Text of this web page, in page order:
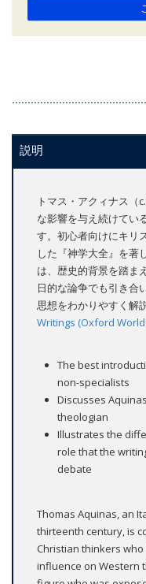
説明
トマス・アクィナス（
な影響を与え続けてい
す。初心者向けにキリ
した『神学大全』を著
は、歴史的背景を踏ま
日的な論争でも引き合
思想をわかりやすく解
Writings (Oxford
The best
non-specialists
Discusses
theologian
Illustrates the
role that the
debate
Thomas Aquinas, an
thirteenth century, is
Christian thinkers
influence on Western